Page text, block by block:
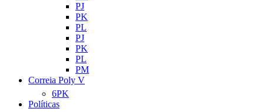
PJ
PK
PL
PJ
PK
PL
PM
Correia Poly V
6PK
Políticas